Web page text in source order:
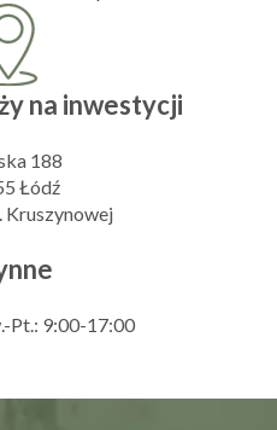
na inwestycji
188
Łódź
Kruszynowej
Pt.: 9:00-17:00